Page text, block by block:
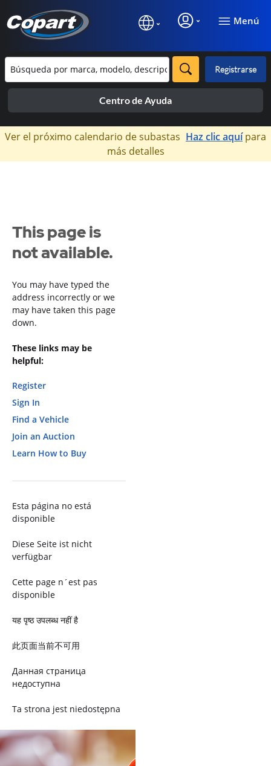
Menú
Registrarse
Centro de Ayuda
×
Ver el próximo calendario de subastas Haz clic aquípara
más detalles
This page is
not available.
You may have typed the
address incorrectly or we
may have taken this page
down.
These links may be
helpful:
Register
Sign In
Find a Vehicle
Join an Auction
Learn How to Buy
Esta página no está
disponible
Diese Seite ist nicht
verfügbar
Cette page n´est pas
disponible
यह पृष्ठ उपलब्ध नहीं है
此页面当前不可用
Данная страница
недоступна
Ta strona jest niedostępna
Trang này không có
Esta página não está